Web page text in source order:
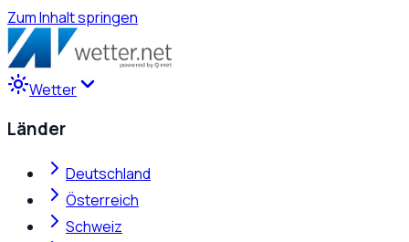
Zum Inhalt springen
Wetter
Länder
Deutschland
Österreich
Schweiz